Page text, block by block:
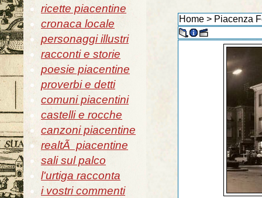
ricette piacentine
cronaca locale
personaggi illustri
racconti e storie
poesie piacentine
proverbi e detti
comuni piacentini
castelli e rocche
canzoni piacentine
realtÃ piacentine
sali sul palco
l'urtiga racconta
i vostri commenti
Home> Piacenza